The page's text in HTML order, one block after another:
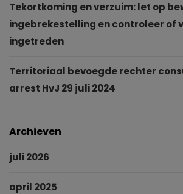
Tekortkoming en verzuim: let op
ingebrekestelling en controleer of
ingetreden
Territoriaal bevoegde rechter
arrest HvJ 29 juli 2024
Archieven
juli 2026
april 2025